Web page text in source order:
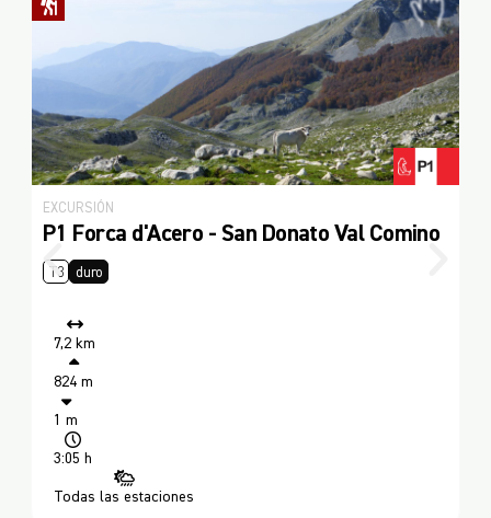
EXCURSIÓN
P4 Rave Rosse - Royal Mines - M. Pizzuto
T3 moderado
5 km
2:35 h